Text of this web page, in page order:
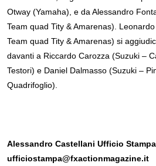
Otway (Yamaha), e da Alessandro
Team quad Tity & Amarenas).
Team quad Tity & Amarenas) si
davanti a Riccardo Carozza (Suzuki –
Testori) e Daniel Dalmasso (Suzuki –
Quadrifoglio).
Alessandro Castellani Ufficio
ufficiostampa@fxactionmagazine.it